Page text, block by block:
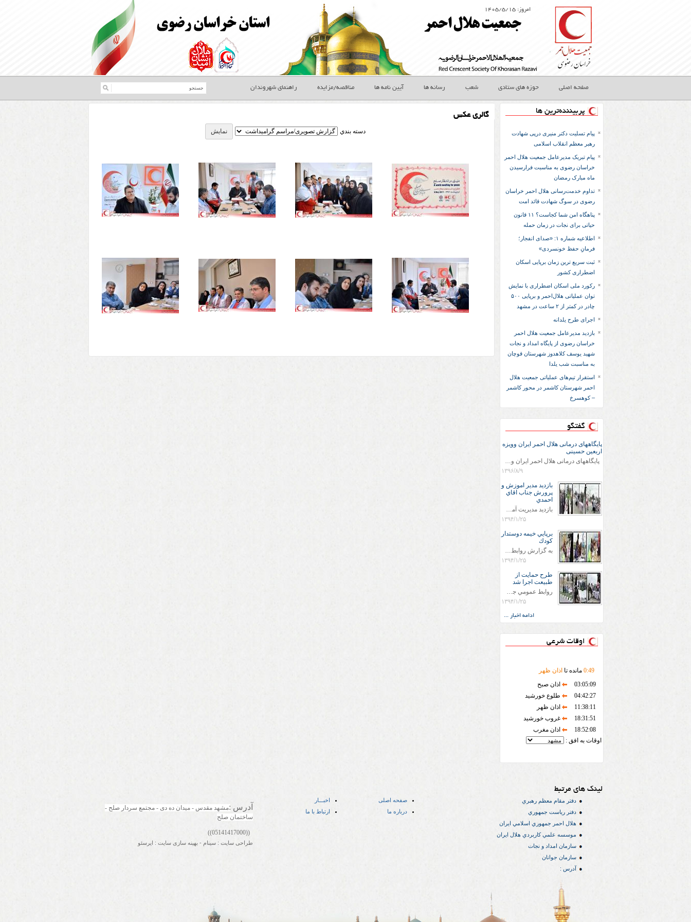
امروز: ۱۴۰۵/۵/۱۵
صفحه اصلی حوزه های ستادی شعب رسانه ها آیین نامه ها مناقصه/مزایده راهنمای شهروندان
پربیننده‌ترین ها
پیام تسلیت دکتر منیری درپی شهادت
رهبر معظم انقلاب اسلامی
پیام تبریک مدیرعامل جمعیت هلال احمر
خراسان رضوی به مناسبت فرارسیدن
ماه مبارک رمضان
تداوم خدمت‌رسانی هلال احمر خراسان
رضوی در سوگ شهادت قائد امت
پناهگاه امن شما کجاست؟ ۱۱ قانون
حیاتی برای نجات در زمان حمله
اطلاعیه شماره ۱: «صدای انفجار؛
فرمانِ حفظ خونسردی»
ثبت سریع‌ ترین زمان برپایی اسکان
اضطراری کشور
رکورد ملی اسکان اضطراری با نمایش
توان عملیاتی هلال‌احمر و برپایی ۵۰۰
چادر در کمتر از ۲ ساعت در مشهد
اجرای طرح یلدانه
بازدید مدیرعامل جمعیت هلال احمر
خراسان رضوی از پایگاه امداد و نجات
شهید یوسف کلاهدوز شهرستان قوچان
به مناسبت شب یلدا
استقرار تیم‌های عملیاتی جمعیت هلال
احمر شهرستان کاشمر در محور کاشمر
– کوهسرخ
گفتگو
پایگاههای درمانی هلال احمر ایران وویزه
اربعین حسینی
پایگاههای درمانی هلال احمر ایران وویزه اربعین حسینی
۱۳۹۶/۸/۹
بازديد مدير اموزش و
پرورش جناب اقاي
احمدي
بازديد مديريت آموزش و پروش جناب اقاي احمدي به همراه اعضاي ستاد اسكان آموزش و پروش شهرستان سرخس در ساعت 11:30 در مورخه 11/1/1394 صورت گرفت و مسئولین با حضور در پست مسافرين نوروزی كه جمعیت هلال احمر شهرستان از نزدیک در جریان روند اجرای طرح های قرار گرفتند .
۱۳۹۴/۱/۲۵
برپايي خيمه دوستدار
كودك
به گزارش روابط عمومي جمعيت هلال احمر شهرستان سرخس علاوه بر اجرای خدمات امدادی، راهنمایی های گردشگری و موقعیت های جغرافیایی و برپایی چادرهای سلامت به منظور سنجش رایگان فشار و قندخون مسافران، ، خيمه هايي.با عنوان دوستدار کودک تجهیزشده که دراین فضا کودکان مراجعه کننده از طریق نقاشی و سایر هنرهای تجسمی با مفاهیم جمعیت هلال احمر و اصول هفتگانه آن آشنا می شوند. به دليل حضور چشم گير كودكان و خانواده ها سعی شده در قالب های متناسب با سنین کودکان مراجعه کنند
۱۳۹۴/۱/۲۵
طرح حمايت از
طبيعت اجرا شد
روابط عمومي جمعيت هلال احمر سرخس جمعيت هلال احمر سرخس در روز طبيعت جوانان جمعيت هلال احمر سرخس در راستاي حفاظت و حمايت از محيط زيست با انگيزه داشتن طبيعت زيبا و بدون زباله و جهت فرهنگ سازي طرح حمايت از طبيعت را اجرا نمودند. اين طرح با رويكرد حمايتي و اموزشي در خصوص اشتي باطبيعت اجرا شد و در اين طرح 700 عدد كيسه زباله وبروشور در خروجي هاي شهر بين همشهريان و مسافرين نوروزي توزيع گرديد و در راه بازگشت كيسه هاي زباله توسط همشهريان به مامورين محترم شهرداري مستقر در ورودي شهر
۱۳۹۴/۱/۲۵
ادامه اخبار ...
اوقات شرعی
0:49 مانده تا اذان ظهر
03:05:09
اذان صبح
04:42:27
طلوع خورشید
11:38:11
اذان ظهر
18:31:51
غروب خورشید
18:52:08
اذان مغرب
اوقات به افق :
گالری عکس
دسته بندي
لینک های مرتبط
دفتر مقام معظم رهبري
دفتر رياست جمهوري
هلال احمر جمهوري اسلامي ايران
موسسه علمي كاربردي هلال ایران
سازمان امداد و نجات
سازمان جوانان
آدرس :
صفحه اصلی
اخبـــار
درباره ما
ارتباط با ما آدرس :
ساختمان صلح
((05141417000))
طراحی سایت : سینام - بهینه سازی سایت : ایرسئو